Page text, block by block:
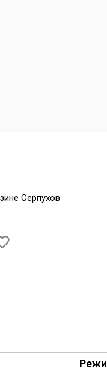
Серпухов